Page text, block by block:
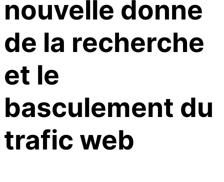
nouvelle donne
de la recherche
et le
basculement du
trafic web